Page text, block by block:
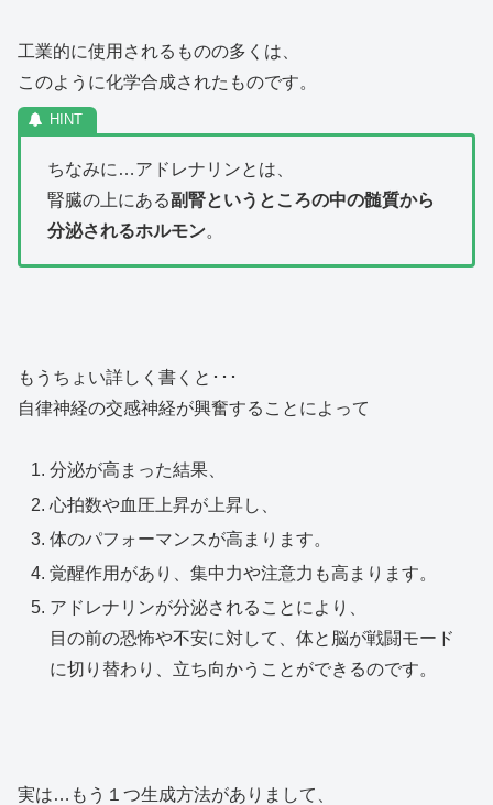
工業的に使用されるものの多くは、
このように化学合成されたものです。
ちなみに…アドレナリンとは、
腎臓の上にある副腎というところの中の髄質から
分泌されるホルモン。
もうちょい詳しく書くと･･･
自律神経の交感神経が興奮することによって
分泌が高まった結果、
心拍数や血圧上昇が上昇し、
体のパフォーマンスが高まります。
覚醒作用があり、集中力や注意力も高まります。
アドレナリンが分泌されることにより、
目の前の恐怖や不安に対して、体と脳が戦闘モード
に切り替わり、立ち向かうことができるのです。
実は…もう１つ生成方法がありまして、